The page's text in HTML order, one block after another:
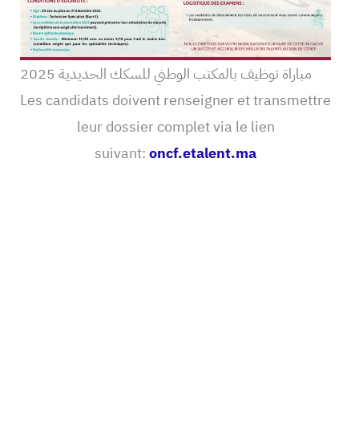
مباراة توظيف بالمكتب الوطني للسكك الحديدية 2025
Les candidats doivent renseigner et transmettre
leur dossier complet via le lien
suivant:oncf.etalent.ma